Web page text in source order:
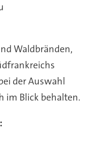
Waldbränden,
der Auswahl
im Blick behalten.